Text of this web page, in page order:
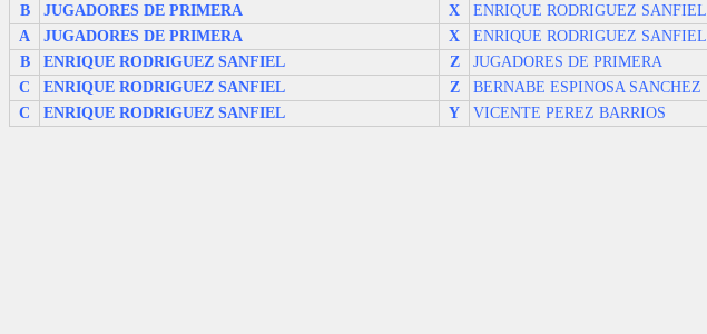
B
JUGADORES DE PRIMERA X ENRIQUE RODRIGUEZ SANFIEL
A
JUGADORES DE PRIMERA X ENRIQUE RODRIGUEZ SANFIEL
B
ENRIQUE RODRIGUEZ SANFIEL Z JUGADORES DE PRIMERA
C
ENRIQUE RODRIGUEZ SANFIEL Z BERNABE ESPINOSA SANCHEZ
C
ENRIQUE RODRIGUEZ SANFIEL Y VICENTE PEREZ BARRIOS